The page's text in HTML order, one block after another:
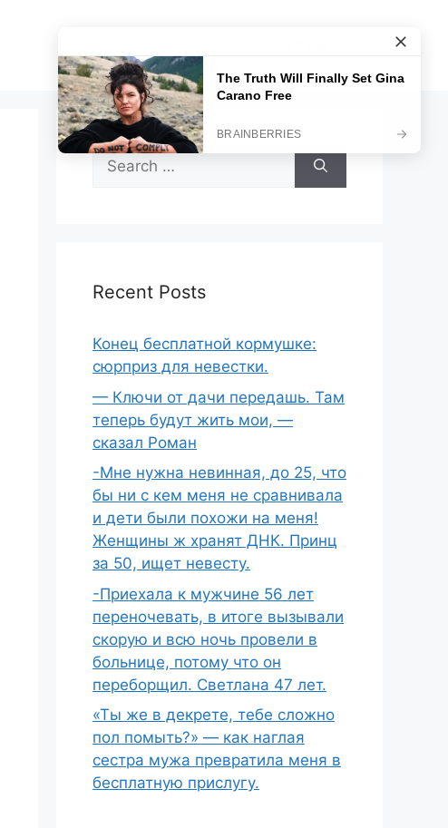
Search
for:
Recent Posts
Конец бесплатной кормушке:
сюрприз для невестки.
— Ключи от дачи передашь. Там
теперь будут жить мои, —
сказал Роман
-Мне нужна невинная, до 25, что
бы ни с кем меня не сравнивала
и дети были похожи на меня!
Женщины ж хранят ДНК. Принц
за 50, ищет невесту.
-Приехала к мужчине 56 лет
переночевать, в итоге вызывали
скорую и всю ночь провели в
больнице, потому что он
переборщил. Светлана 47 лет.
«Ты же в декрете, тебе сложно
пол помыть?» — как наглая
сестра мужа превратила меня в
бесплатную прислугу.